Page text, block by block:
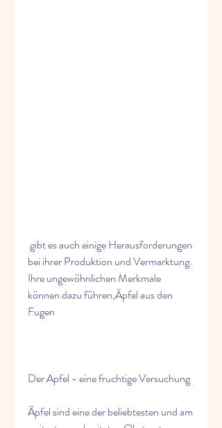
bei ihrer Produktion und Vermarktung.
Ihre ungewöhnlichen Merkmale
können dazu führen,Äpfel aus den
Fugen
Der Apfel - eine fruchtige Versuchung
Äpfel sind eine der beliebtesten und am